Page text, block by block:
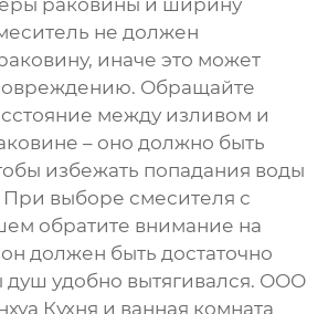
раковины и ширину
не должен
иначе это может
Обращайте
между изливом и
– оно должно быть
избежать попадания воды
выборе смесителя с
обратите внимание на
должен быть достаточно
удобно вытягивался. ООО
Кухня и ванная комната